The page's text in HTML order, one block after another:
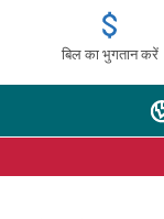
बिल का भुगतान करें